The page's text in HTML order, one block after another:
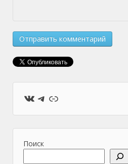
ВКонтакте
Telegram
Ссылка
Поиск